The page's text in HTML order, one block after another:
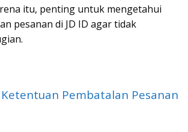
itu, penting untuk mengetahui
pesanan di JD ID agar tidak
Pembatalan Pesanan